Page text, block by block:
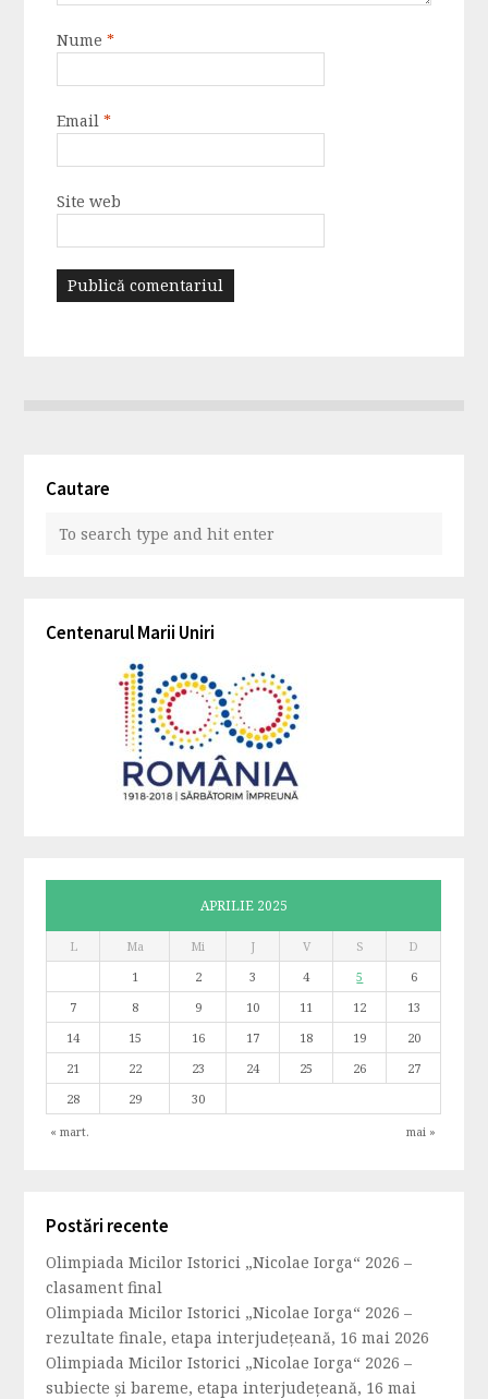
Nume*
Email*
Site web
Cautare
Centenarul Marii Uniri
APRILIE 2025
L Ma Mi J V S D
« mart. mai »
1 2 3 4 5
6
7
8 9 10 11 12
13
14
15 16 17 18 19
20
21
22 23 24 25 26
27
28
29 30
Postări recente
Olimpiada Micilor Istorici „Nicolae Iorga“ 2026 –
clasament final
Olimpiada Micilor Istorici „Nicolae Iorga“ 2026 –
rezultate finale, etapa interjudețeană, 16 mai 2026
Olimpiada Micilor Istorici „Nicolae Iorga“ 2026 –
subiecte și bareme, etapa interjudețeană, 16 mai